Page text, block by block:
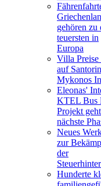
gehören zu
teuersten in
Europa
Villa Preise
auf
Mykonos
Eleonas'
KTEL Bus
Projekt
nächste
Neues
zur
der
Hunderte